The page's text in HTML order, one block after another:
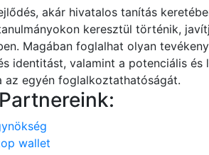
akár hivatalos tanítás
keresztül történik,
Magában foglalhat olyan
identitást, valamint a potenciális
az egyén foglalkoztathatóságát.
wallet